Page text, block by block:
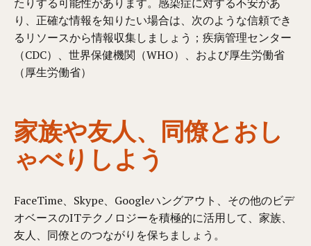
り、正確な情報を知りたい場合は、次のような信頼でき
るリソースから情報収集しましょう；疾病管理センター
（CDC）、世界保健機関（WHO）、および厚生労働省
（厚生労働省）
家族や友人、同僚とおし
ゃべりしよう
FaceTime、Skype、Googleハングアウト、その他のビデ
オベースのITテクノロジーを積極的に活用して、家族、
友人、同僚とのつながりを保ちましょう。